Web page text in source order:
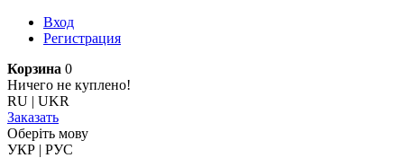
Вход
Регистрация
Корзина 0
Ничего не куплено!
RU | UKR
Заказать
Оберiть мову
УКР | РУС